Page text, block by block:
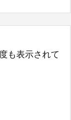
も表示されて